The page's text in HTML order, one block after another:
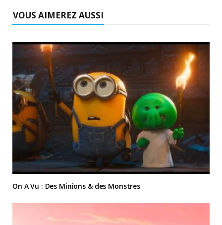
VOUS AIMEREZ AUSSI
On A Vu : Des Minions & des Monstres